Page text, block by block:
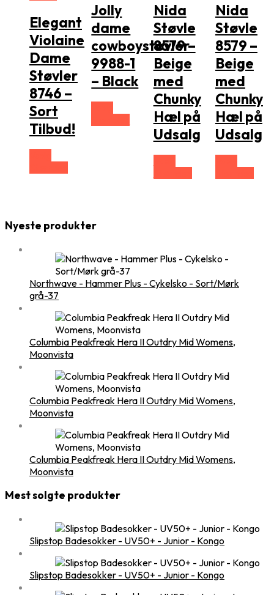
Elegant
Violaine
Dame
Støvler
8746 –
Sort
Tilbud!
Jolly
dame
cowboystøvler
9988-1
– Black
Nida
Støvle
8579 –
Beige
med
Chunky
Hæl på
Udsalg
Nida
Støvle
8579 –
Beige
med
Chunky
Hæl på
Udsalg
Nyeste produkter
Northwave - Hammer Plus - Cykelsko - Sort/Mørk
grå-37
Columbia Peakfreak Hera II Outdry Mid Womens,
Moonvista
Columbia Peakfreak Hera II Outdry Mid Womens,
Moonvista
Columbia Peakfreak Hera II Outdry Mid Womens,
Moonvista
Mest solgte produkter
Slipstop Badesokker - UV50+ - Junior - Kongo
Slipstop Badesokker - UV50+ - Junior - Kongo